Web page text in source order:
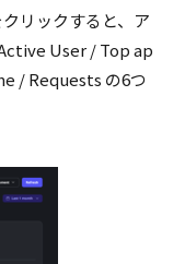
リックすると、ア
User/ Top ap
/ Requests の6つ